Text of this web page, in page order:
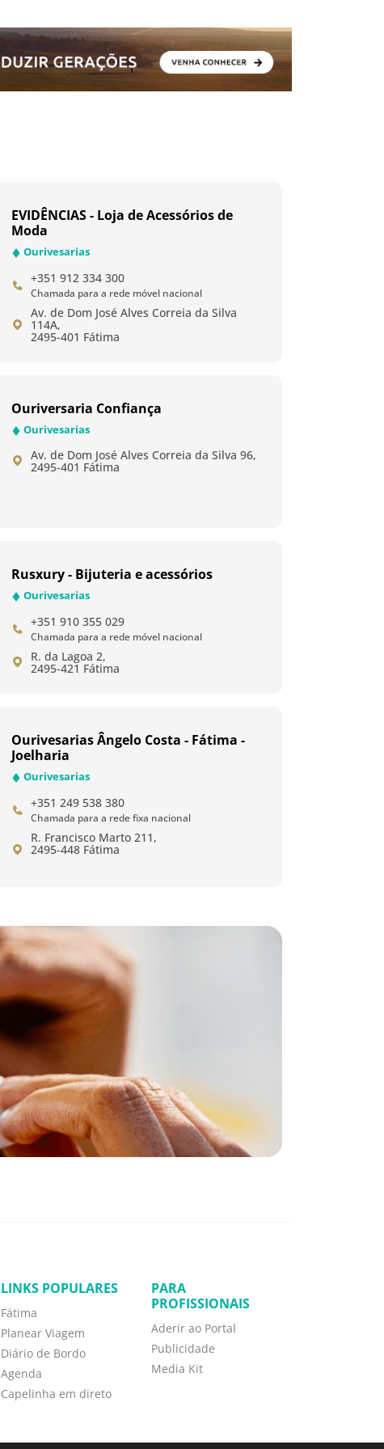
EVIDÊNCIAS - Loja de Acessórios de
Moda
Ourivesarias
+351 912 334 300
Chamada para a rede móvel nacional
Av. de Dom José Alves Correia da Silva
114A,
2495-401 Fátima
Ouriversaria Confiança
Ourivesarias
Av. de Dom José Alves Correia da Silva 96,
2495-401 Fátima
Rusxury - Bijuteria e acessórios
Ourivesarias
+351 910 355 029
Chamada para a rede móvel nacional
R. da Lagoa 2,
2495-421 Fátima
Ourivesarias Ângelo Costa - Fátima -
Joelharia
Ourivesarias
+351 249 538 380
Chamada para a rede fixa nacional
R. Francisco Marto 211,
2495-448 Fátima
LINKS POPULARES
Fátima
Planear Viagem
Diário de Bordo
Agenda
Capelinha em direto
PARA
PROFISSIONAIS
Aderir ao Portal
Publicidade
Media Kit